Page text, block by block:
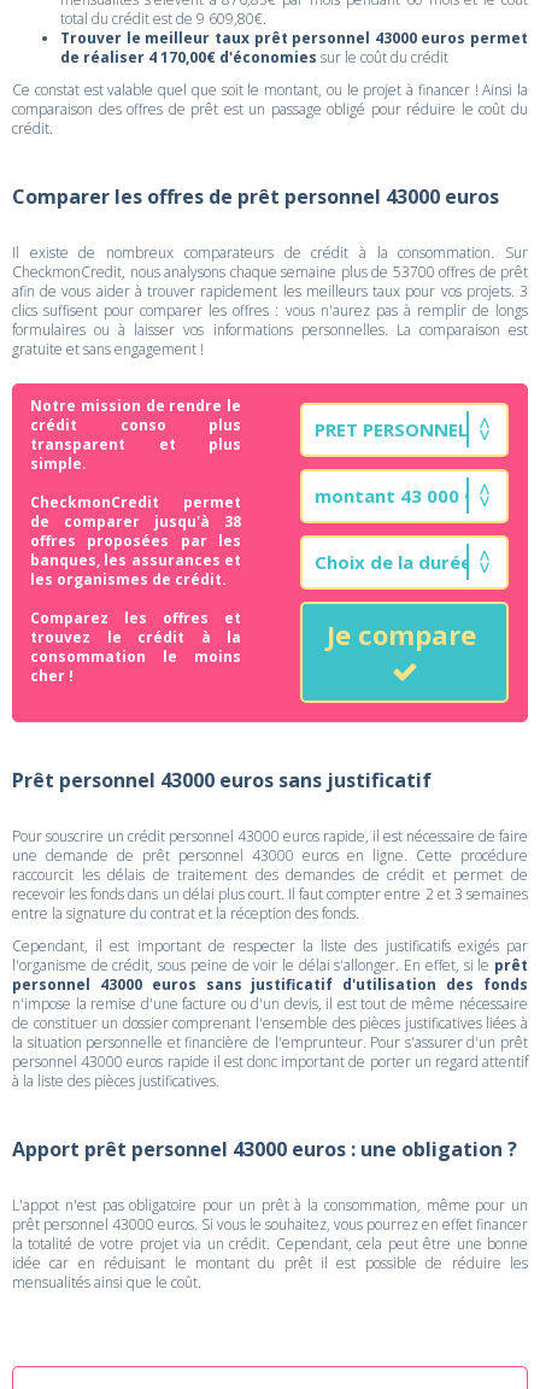
total du crédit est de 9 609,80€.
Trouver le meilleur taux prêt personnel 43000 euros permet
de réaliser 4 170,00€ d'économies sur le coût du crédit
Ce constat est valable quel que soit le montant, ou le projet à financer ! Ainsi la
comparaison des offres de prêt est un passage obligé pour réduire le coût du
crédit.
Comparer les offres de prêt personnel 43000 euros
Il existe de nombreux comparateurs de crédit à la consommation. Sur
CheckmonCredit, nous analysons chaque semaine plus de 53700 offres de prêt
afin de vous aider à trouver rapidement les meilleurs taux pour vos projets. 3
clics suffisent pour comparer les offres : vous n'aurez pas à remplir de longs
formulaires ou à laisser vos informations personnelles. La comparaison est
gratuite et sans engagement !
Notre mission de rendre le
crédit conso plus
transparent et plus
simple.
CheckmonCredit permet
de comparer jusqu'à 38
offres proposées par les
banques, les assurances et
les organismes de crédit.
Comparez les offres et
trouvez le crédit à la
consommation le moins
cher !
Je compare
Prêt personnel 43000 euros sans justificatif
Pour souscrire un crédit personnel 43000 euros rapide, il est nécessaire de faire
une demande de prêt personnel 43000 euros en ligne. Cette procédure
raccourcit les délais de traitement des demandes de crédit et permet de
recevoir les fonds dans un délai plus court. Il faut compter entre 2 et 3 semaines
entre la signature du contrat et la réception des fonds.
Cependant, il est important de respecter la liste des justificatifs exigés par
l'organisme de crédit, sous peine de voir le délai s'allonger. En effet, si le prêt
personnel 43000 euros sans justificatif d'utilisation des fonds
n'impose la remise d'une facture ou d'un devis, il est tout de même nécessaire
de constituer un dossier comprenant l'ensemble des pièces justificatives liées à
la situation personnelle et financière de l'emprunteur. Pour s'assurer d'un prêt
personnel 43000 euros rapide il est donc important de porter un regard attentif
à la liste des pièces justificatives.
Apport prêt personnel 43000 euros : une obligation ?
L'appot n'est pas obligatoire pour un prêt à la consommation, même pour un
prêt personnel 43000 euros. Si vous le souhaitez, vous pourrez en effet financer
la totalité de votre projet via un crédit. Cependant, cela peut être une bonne
idée car en réduisant le montant du prêt il est possible de réduire les
mensualités ainsi que le coût.